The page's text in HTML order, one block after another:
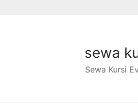
sewa
Sewa Kursi